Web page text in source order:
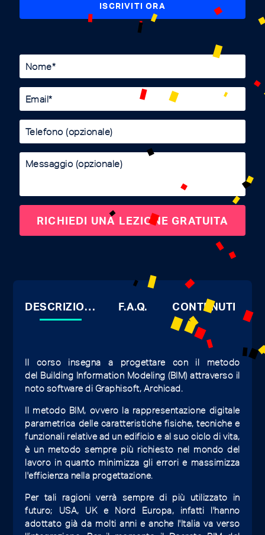
ISCRIVITI ORA
DESCRIZIONE F.A.Q. CONTENUTI
Il corso insegna a progettare con il metodo
del Building Information Modeling (BIM) attraverso il
noto software di Graphisoft, Archicad.
Il metodo BIM, ovvero la rappresentazione digitale
parametrica delle caratteristiche fisiche, tecniche e
funzionali relative ad un edificio e al suo ciclo di vita,
è un metodo sempre più richiesto nel mondo del
lavoro in quanto minimizza gli errori e massimizza
l'efficienza nella progettazione.
Per tali ragioni verrà sempre di più utilizzato in
futuro; USA, UK e Nord Europa, infatti l'hanno
adottato già da molti anni e anche l'Italia va verso